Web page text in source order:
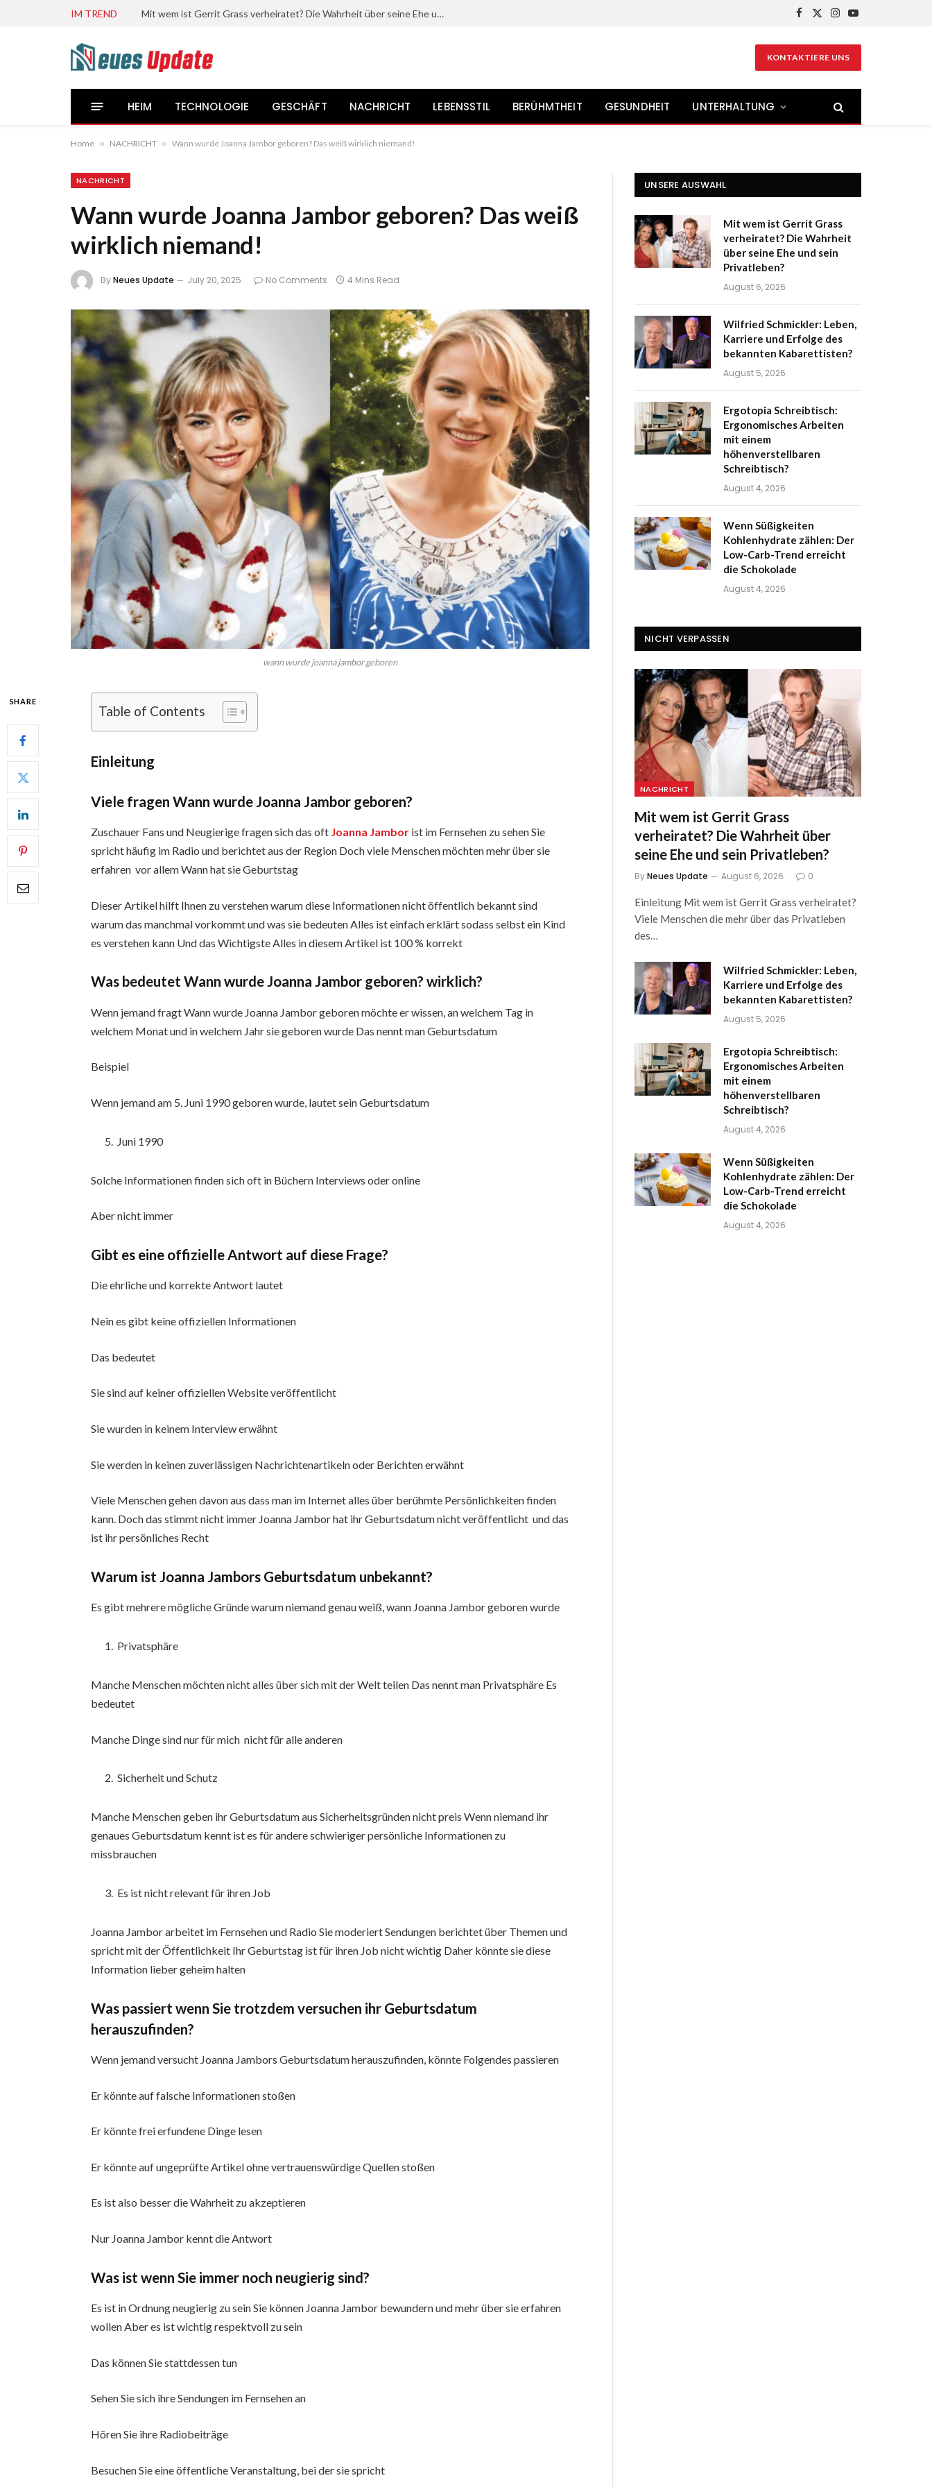
IM TREND Mit wem ist Gerrit Grass verheiratet? Die Wahrheit über seine Ehe und sein Privatleben?
Facebook
X
Instagram
YouTube
KONTAKTIERE UNS
HEIM TECHNOLOGIE GESCHÄFT NACHRICHT LEBENSSTIL BERÜHMTHEIT GESUNDHEIT UNTERHALTUNG
Home » NACHRICHT » Wann wurde Joanna Jambor geboren? Das weiß wirklich niemand!
NACHRICHT
Wann wurde Joanna Jambor geboren? Das weiß
wirklich niemand!
ByNeues Update July 20, 2025 No Comments 4 Mins Read
wann wurde joanna jambor geboren
SHARE
Table of Contents
Einleitung
Viele fragen Wann wurde Joanna Jambor geboren?
Zuschauer Fans und Neugierige fragen sich das oft Joanna Jambor ist im Fernsehen zu sehen Sie
spricht häufig im Radio und berichtet aus der Region Doch viele Menschen möchten mehr über sie
erfahren vor allem Wann hat sie Geburtstag
Dieser Artikel hilft Ihnen zu verstehen warum diese Informationen nicht öffentlich bekannt sind
warum das manchmal vorkommt und was sie bedeuten Alles ist einfach erklärt sodass selbst ein Kind
es verstehen kann Und das Wichtigste Alles in diesem Artikel ist 100 % korrekt
Was bedeutet Wann wurde Joanna Jambor geboren? wirklich?
Wenn jemand fragt Wann wurde Joanna Jambor geboren möchte er wissen, an welchem Tag in
welchem Monat und in welchem Jahr sie geboren wurde Das nennt man Geburtsdatum
Beispiel
Wenn jemand am 5. Juni 1990 geboren wurde, lautet sein Geburtsdatum
Juni 1990
Solche Informationen finden sich oft in Büchern Interviews oder online
Aber nicht immer
Gibt es eine offizielle Antwort auf diese Frage?
Die ehrliche und korrekte Antwort lautet
Nein es gibt keine offiziellen Informationen
Das bedeutet
Sie sind auf keiner offiziellen Website veröffentlicht
Sie wurden in keinem Interview erwähnt
Sie werden in keinen zuverlässigen Nachrichtenartikeln oder Berichten erwähnt
Viele Menschen gehen davon aus dass man im Internet alles über berühmte Persönlichkeiten finden
kann. Doch das stimmt nicht immer Joanna Jambor hat ihr Geburtsdatum nicht veröffentlicht und das
ist ihr persönliches Recht
Warum ist Joanna Jambors Geburtsdatum unbekannt?
Es gibt mehrere mögliche Gründe warum niemand genau weiß, wann Joanna Jambor geboren wurde
Privatsphäre
Manche Menschen möchten nicht alles über sich mit der Welt teilen Das nennt man Privatsphäre Es
bedeutet
Manche Dinge sind nur für mich nicht für alle anderen
Sicherheit und Schutz
Manche Menschen geben ihr Geburtsdatum aus Sicherheitsgründen nicht preis Wenn niemand ihr
genaues Geburtsdatum kennt ist es für andere schwieriger persönliche Informationen zu
missbrauchen
Es ist nicht relevant für ihren Job
Joanna Jambor arbeitet im Fernsehen und Radio Sie moderiert Sendungen berichtet über Themen und
spricht mit der Öffentlichkeit Ihr Geburtstag ist für ihren Job nicht wichtig Daher könnte sie diese
Information lieber geheim halten
Was passiert wenn Sie trotzdem versuchen ihr Geburtsdatum
herauszufinden?
Wenn jemand versucht Joanna Jambors Geburtsdatum herauszufinden, könnte Folgendes passieren
Er könnte auf falsche Informationen stoßen
Er könnte frei erfundene Dinge lesen
Er könnte auf ungeprüfte Artikel ohne vertrauenswürdige Quellen stoßen
Es ist also besser die Wahrheit zu akzeptieren
Nur Joanna Jambor kennt die Antwort
Was ist wenn Sie immer noch neugierig sind?
Es ist in Ordnung neugierig zu sein Sie können Joanna Jambor bewundern und mehr über sie erfahren
wollen Aber es ist wichtig respektvoll zu sein
Das können Sie stattdessen tun
Sehen Sie sich ihre Sendungen im Fernsehen an
Hören Sie ihre Radiobeiträge
Besuchen Sie eine öffentliche Veranstaltung, bei der sie spricht
UNSERE AUSWAHL
Mit wem ist Gerrit Grass
verheiratet? Die Wahrheit
über seine Ehe und sein
Privatleben?
August 6, 2026
Wilfried Schmickler: Leben,
Karriere und Erfolge des
bekannten Kabarettisten?
August 5, 2026
Ergotopia Schreibtisch:
Ergonomisches Arbeiten
mit einem
höhenverstellbaren
Schreibtisch?
August 4, 2026
Wenn Süßigkeiten
Kohlenhydrate zählen: Der
Low-Carb-Trend erreicht
die Schokolade
August 4, 2026
NICHT VERPASSEN
NACHRICHT
Mit wem ist Gerrit Grass
verheiratet? Die Wahrheit über
seine Ehe und sein Privatleben?
ByNeues Update August 6, 2026 0
Einleitung Mit wem ist Gerrit Grass verheiratet?
Viele Menschen die mehr über das Privatleben
des…
Wilfried Schmickler: Leben,
Karriere und Erfolge des
bekannten Kabarettisten?
August 5, 2026
Ergotopia Schreibtisch:
Ergonomisches Arbeiten
mit einem
höhenverstellbaren
Schreibtisch?
August 4, 2026
Wenn Süßigkeiten
Kohlenhydrate zählen: Der
Low-Carb-Trend erreicht
die Schokolade
August 4, 2026